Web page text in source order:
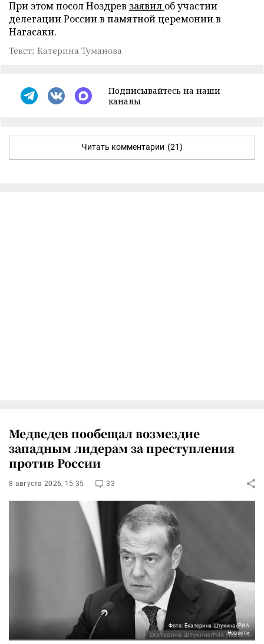
При этом посол Ноздрев заявил об участии
делегации России в памятной церемонии в
Нагасаки.
Текст: Катерина Туманова
Подписывайтесь на наши
каналы
Читать комментарии (21)
Медведев пообещал возмездие
западным лидерам за преступления
против России
8 августа 2026, 15:35 33
Фото: Екатерина Штукина/РИА
Новости